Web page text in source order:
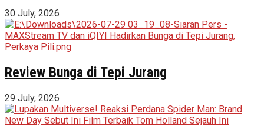
30 July, 2026
Review Bunga di Tepi Jurang
29 July, 2026